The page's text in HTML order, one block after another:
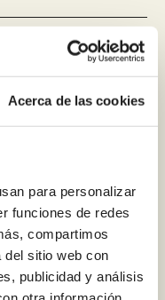
Acerca de las cookies
para personalizar
funciones de redes
compartimos
del sitio web con
publicidad y análisis
en
mi
en